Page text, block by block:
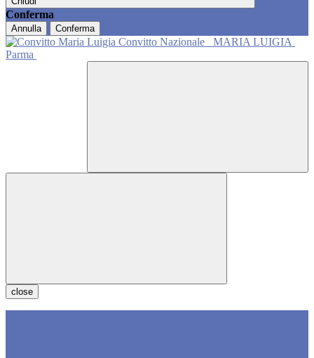
Conferma
Annulla Conferma
Convitto Nazionale
MARIA LUIGIA
Parma
close